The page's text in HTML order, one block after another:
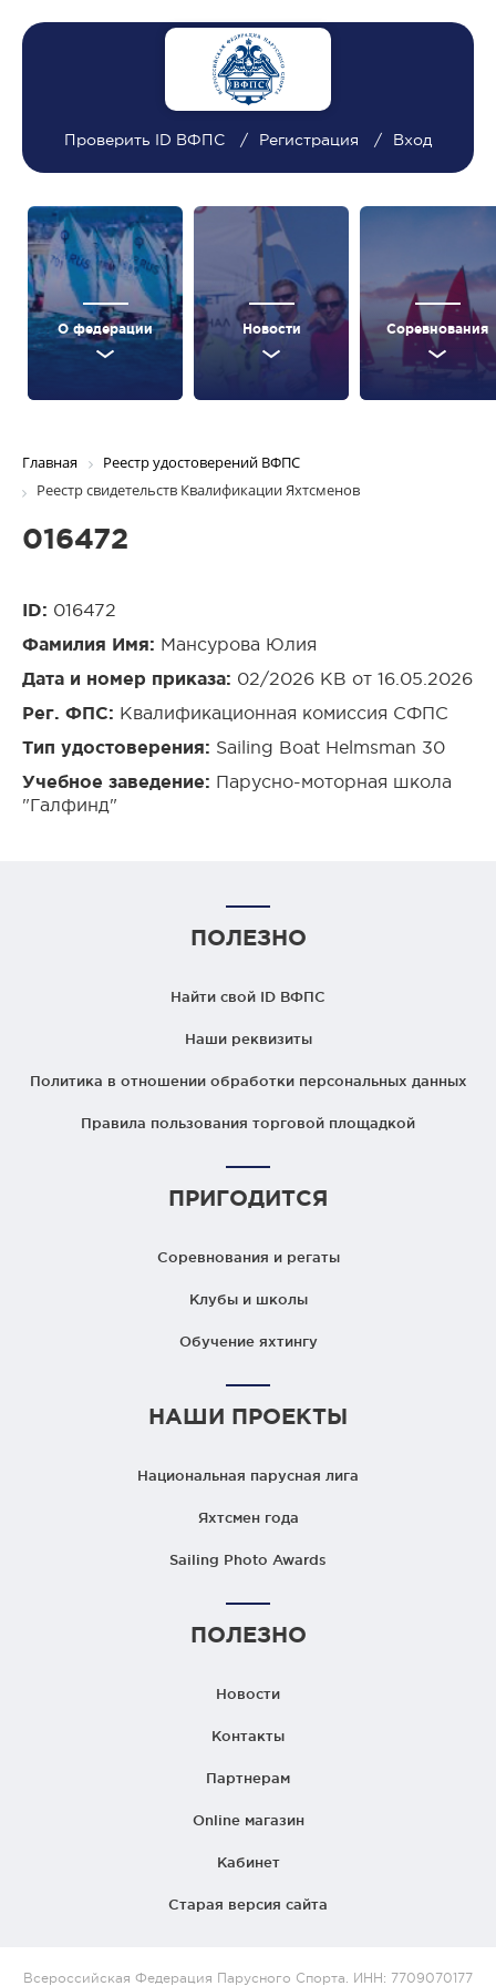
Проверить ID ВФПС Регистрация Вход
О федерации Новости Соревнования
Главная
Реестр удостоверений ВФПС
Реестр свидетельств Квалификации Яхтсменов
016472
ID: 016472
Фамилия Имя: Мансурова Юлия
Дата и номер приказа: 02/2026 КВ от 16.05.2026
Рег. ФПС: Квалификационная комиссия СФПС
Тип удостоверения: Sailing Boat Helmsman 30
Учебное заведение: Парусно-моторная школа
"Галфинд"
ПОЛЕЗНО
Найти свой ID ВФПС
Наши реквизиты
Политика в отношении обработки персональных данных
Правила пользования торговой площадкой
ПРИГОДИТСЯ
Соревнования и регаты
Клубы и школы
Обучение яхтингу
НАШИ ПРОЕКТЫ
Национальная парусная лига
Яхтсмен года
Sailing Photo Awards
ПОЛЕЗНО
Новости
Контакты
Партнерам
Online магазин
Кабинет
Старая версия сайта
Всероссийская Федерация Парусного Спорта. ИНН: 7709070177